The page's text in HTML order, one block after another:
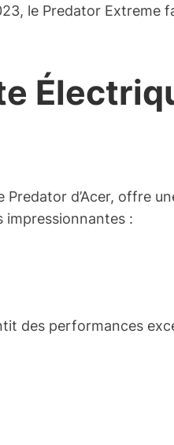
le Predator Extreme
d’Acer, offre
impressionnantes :
des performances